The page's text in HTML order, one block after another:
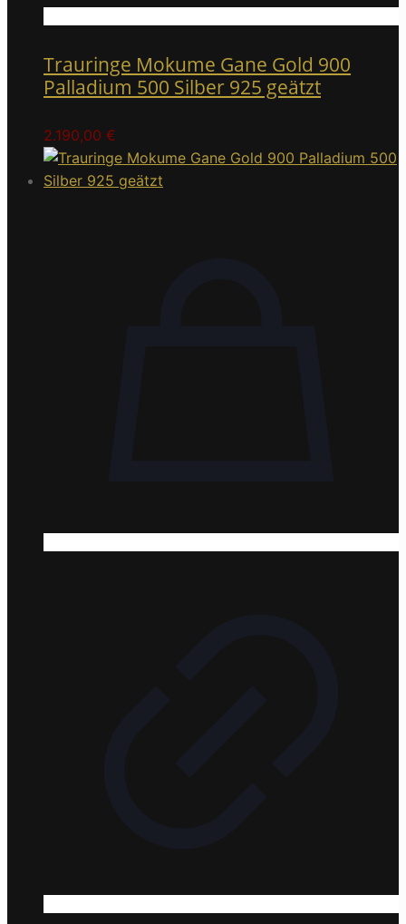
Trauringe Mokume Gane Gold 900
Palladium 500 Silber 925 geätzt
2.190,00 €